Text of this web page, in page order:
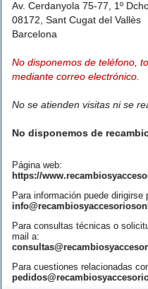
Av. Cerdanyola 75-77, 1º
08172, Sant Cugat del Vallès
Barcelona
No disponemos de teléfono,
mediante correo electrónico.
No se atienden visitas ni se
No disponemos de
Página web:
https://
Para información puede dirigirse
Para consultas técnicas o
mail a:
Para cuestiones relacionadas